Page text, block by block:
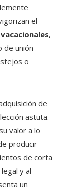
el
,
de unión
o
de
astuta.
valor a lo
producir
de corta
y al
un